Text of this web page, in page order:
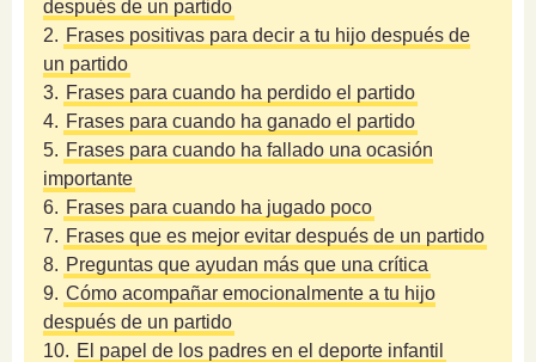
después de un partido
2. Frases positivas para decir a tu hijo después de
un partido
3. Frases para cuando ha perdido el partido
4. Frases para cuando ha ganado el partido
5. Frases para cuando ha fallado una ocasión
importante
6. Frases para cuando ha jugado poco
7. Frases que es mejor evitar después de un partido
8. Preguntas que ayudan más que una crítica
9. Cómo acompañar emocionalmente a tu hijo
después de un partido
10. El papel de los padres en el deporte infantil